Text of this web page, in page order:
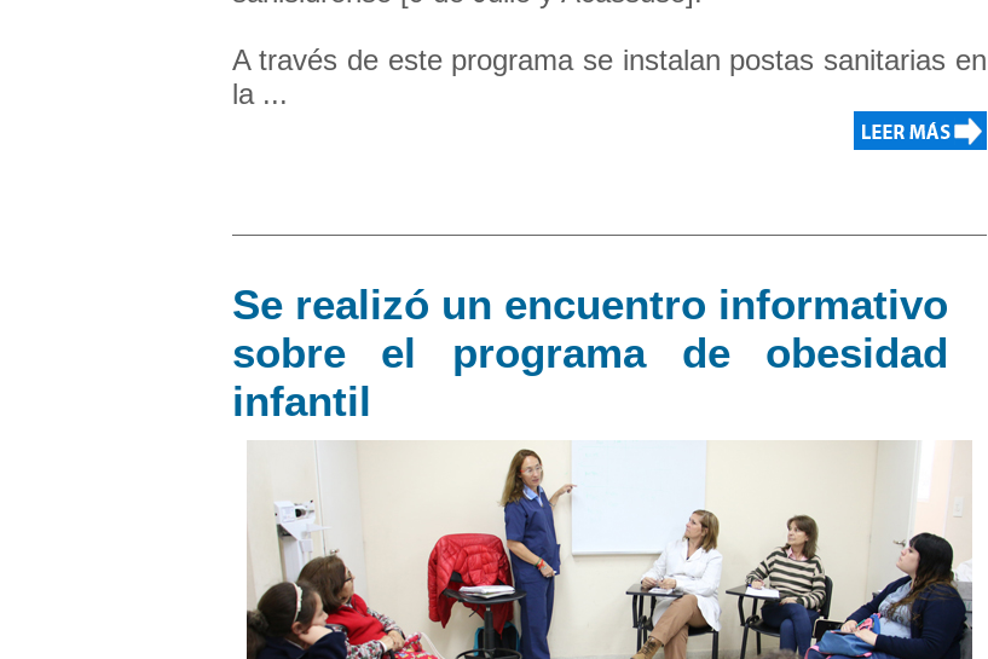
A través de este programa se instalan postas sanitarias en
la ...
Se realizó un encuentro informativo
sobre el programa de obesidad
infantil